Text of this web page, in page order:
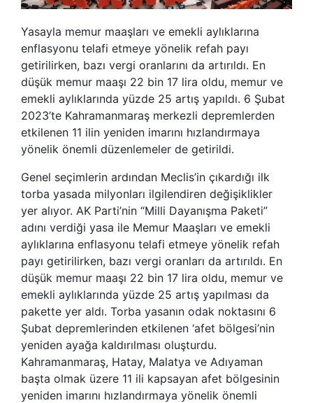
Yasayla memur maaşları ve emekli aylıklarına
enflasyonu telafi etmeye yönelik refah payı
getirilirken, bazı vergi oranlarını da artırıldı. En
düşük memur maaşı 22 bin 17 lira oldu, memur ve
emekli aylıklarında yüzde 25 artış yapıldı. 6 Şubat
2023’te Kahramanmaraş merkezli depremlerden
etkilenen 11 ilin yeniden imarını hızlandırmaya
yönelik önemli düzenlemeler de getirildi.
Genel seçimlerin ardından Meclis’in çıkardığı ilk
torba yasada milyonları ilgilendiren değişiklikler
yer alıyor. AK Parti’nin “Milli Dayanışma Paketi”
adını verdiği yasa ile Memur Maaşları ve emekli
aylıklarına enflasyonu telafi etmeye yönelik refah
payı getirilirken, bazı vergi oranları da artırıldı. En
düşük memur maaşı 22 bin 17 lira oldu, memur ve
emekli aylıklarında yüzde 25 artış yapılması da
pakette yer aldı. Torba yasanın odak noktasını 6
Şubat depremlerinden etkilenen ‘afet bölgesi’nin
yeniden ayağa kaldırılması oluşturdu.
Kahramanmaraş, Hatay, Malatya ve Adıyaman
başta olmak üzere 11 ili kapsayan afet bölgesinin
yeniden imarını hızlandırmaya yönelik önemli